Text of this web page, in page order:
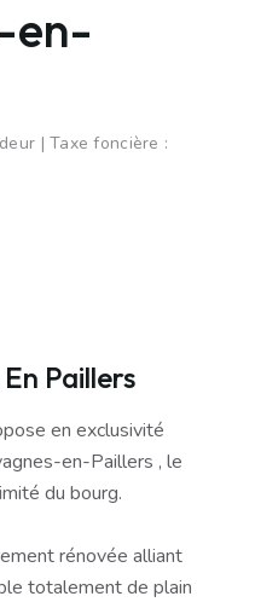
en-
| Taxe foncière :
Paillers
en exclusivité
en-Paillers , le
du bourg.
rénovée alliant
totalement de plain